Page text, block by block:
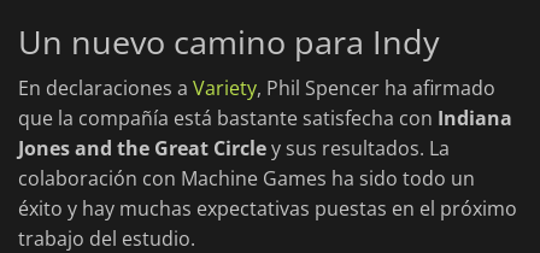
Un nuevo camino para Indy
En declaraciones a Variety, Phil Spencer ha afirmado
que la compañía está bastante satisfecha con Indiana
Jones and the Great Circley sus resultados. La
colaboración con Machine Games ha sido todo un
éxito y hay muchas expectativas puestas en el próximo
trabajo del estudio.